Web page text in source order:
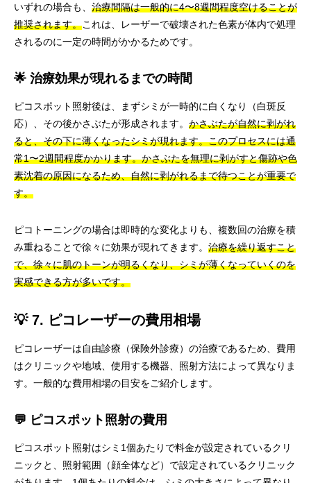
いずれの場合も、 治療間隔は一般的に4〜8週間程度空けることが
推奨されます。これは、レーザーで破壊された色素が体内で処理
されるのに一定の時間がかかるためです。
🌟 治療効果が現れるまでの時間
ピコスポット照射後は、まずシミが一時的に白くなり（白斑反
応）、その後かさぶたが形成されます。 かさぶたが自然に剥がれ
ると、その下に薄くなったシミが現れます。このプロセスには通
常1〜2週間程度かかります。かさぶたを無理に剥がすと傷跡や色
素沈着の原因になるため、自然に剥がれるまで待つことが重要で
す。
ピコトーニングの場合は即時的な変化よりも、複数回の治療を積
み重ねることで徐々に効果が現れてきます。 治療を繰り返すこと
で、徐々に肌のトーンが明るくなり、シミが薄くなっていくのを
実感できる方が多いです。
💡 7. ピコレーザーの費用相場
ピコレーザーは自由診療（保険外診療）の治療であるため、費用
はクリニックや地域、使用する機器、照射方法によって異なりま
す。一般的な費用相場の目安をご紹介します。
💬 ピコスポット照射の費用
ピコスポット照射はシミ1個あたりで料金が設定されているクリ
ニックと、照射範囲（顔全体など）で設定されているクリニック